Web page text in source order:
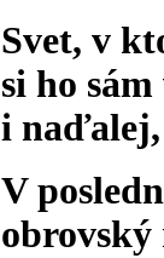
Svet, v
si ho
i
V